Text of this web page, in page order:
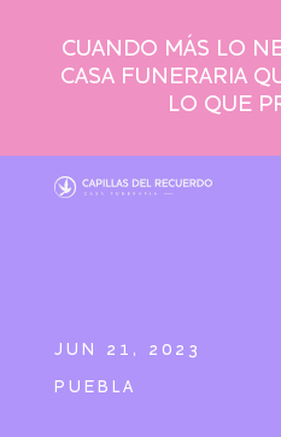
CUANDO MÁS LO
CASA FUNERARIA
LO QUE
JUN 21, 2023
PUEBLA